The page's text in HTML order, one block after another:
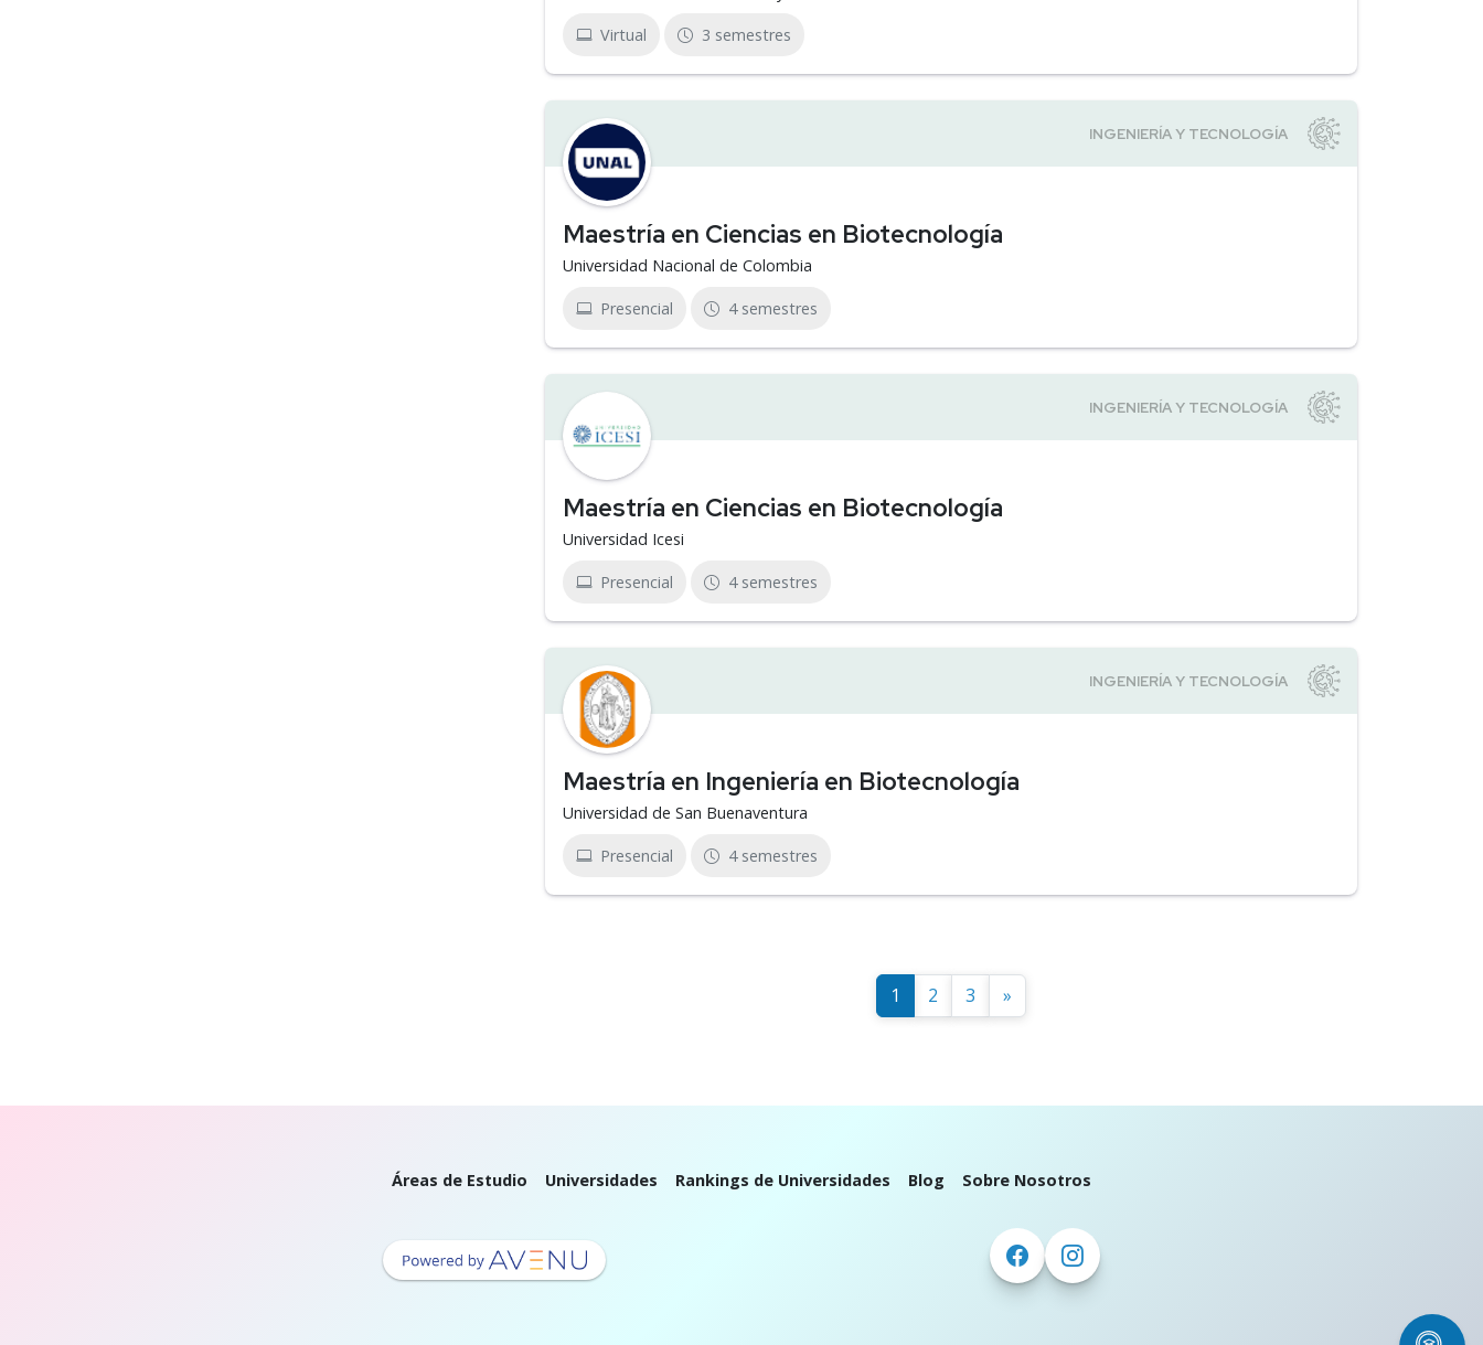
Virtual 3 semestres
Maestría en Ciencias en Biotecnología
Universidad Nacional de Colombia
Presencial 4 semestres
Maestría en Ciencias en Biotecnología
Universidad Icesi
Presencial 4 semestres
Maestría en Ingeniería en Biotecnología
Universidad de San Buenaventura
Presencial 4 semestres
1 2 3 »
Áreas de Estudio Universidades Rankings de Universidades Blog Sobre Nosotros